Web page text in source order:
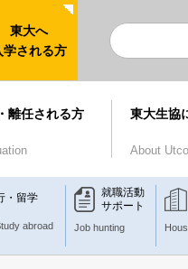
東大へ
学される方
離任される方 東大生協
About
・留学
abroad
就職活動
サポート
Job hunting